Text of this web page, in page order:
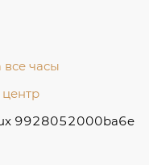
часы
9928052000ba6e